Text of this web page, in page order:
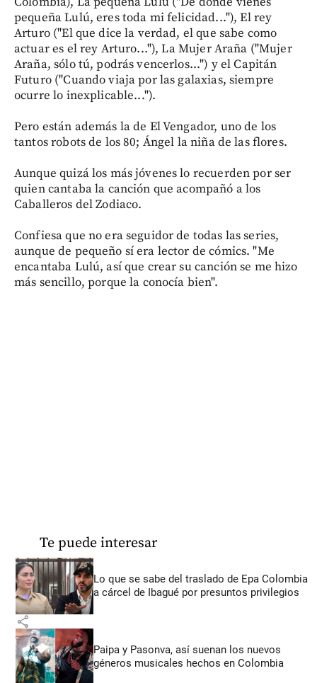
pequeña Lulú, eres toda mi felicidad..."), El rey
Arturo ("El que dice la verdad, el que sabe como
actuar es el rey Arturo..."), La Mujer Araña ("Mujer
Araña, sólo tú, podrás vencerlos...") y el Capitán
Futuro ("Cuando viaja por las galaxias, siempre
ocurre lo inexplicable...").
Pero están además la de El Vengador, uno de los
tantos robots de los 80; Ángel la niña de las flores.
Aunque quizá los más jóvenes lo recuerden por ser
quien cantaba la canción que acompañó a los
Caballeros del Zodiaco.
Confiesa que no era seguidor de todas las series,
aunque de pequeño sí era lector de cómics. "Me
encantaba Lulú, así que crear su canción se me hizo
más sencillo, porque la conocía bien".
Te puede interesar
Lo que se sabe del traslado de Epa Colombia
a cárcel de Ibagué por presuntos privilegios
share
Paipa y Pasonva, así suenan los nuevos
géneros musicales hechos en Colombia